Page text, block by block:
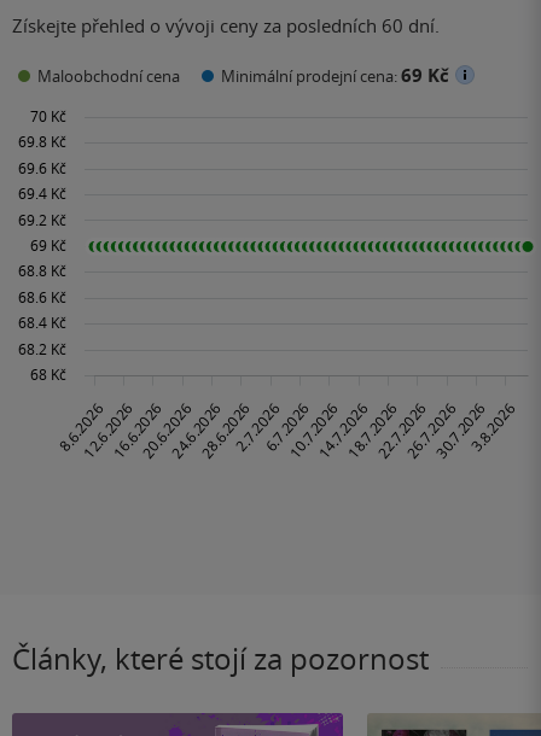
Získejte přehled o vývoji ceny za posledních 60 dní.
Maloobchodní cena Minimální prodejní cena:69 Kč
Články, které stojí za pozornost